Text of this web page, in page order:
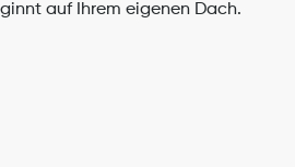
auf Ihrem eigenen Dach.